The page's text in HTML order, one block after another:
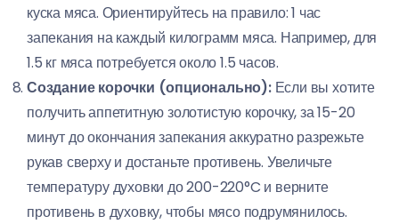
куска мяса. Ориентируйтесь на правило: 1 час
запекания на каждый килограмм мяса. Например, для
1.5 кг мяса потребуется около 1.5 часов.
Создание корочки (опционально):Если вы хотите
получить аппетитную золотистую корочку, за 15-20
минут до окончания запекания аккуратно разрежьте
рукав сверху и достаньте противень. Увеличьте
температуру духовки до 200-220°C и верните
противень в духовку, чтобы мясо подрумянилось.